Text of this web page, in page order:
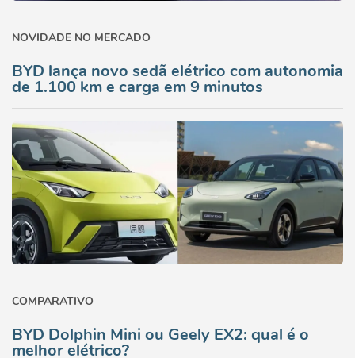
NOVIDADE NO MERCADO
BYD lança novo sedã elétrico com autonomia
de 1.100 km e carga em 9 minutos
COMPARATIVO
BYD Dolphin Mini ou Geely EX2: qual é o
melhor elétrico?